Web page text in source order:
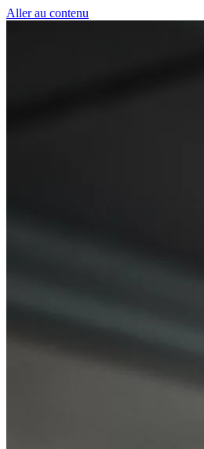
Aller au contenu
Panneau de gestion des cookies